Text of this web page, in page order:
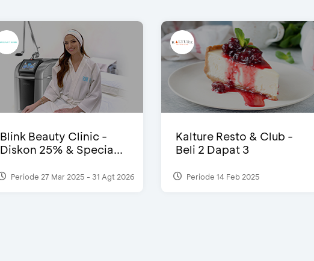
Blink Beauty Clinic -
Diskon 25% & Specia...
Periode 27 Mar 2025 - 31 Agt 2026
Kalture Resto & Club -
Beli 2 Dapat 3
Periode 14 Feb 2025